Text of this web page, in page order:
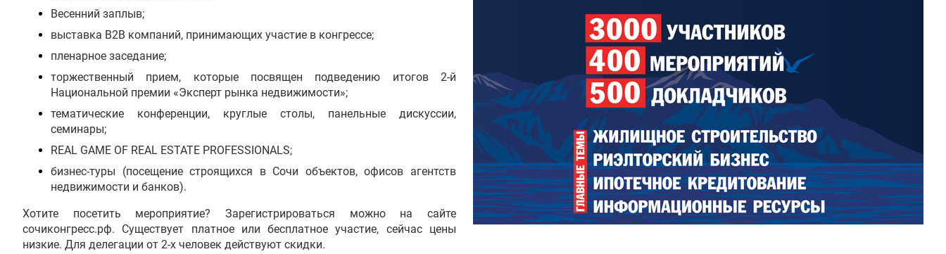
Весенний заплыв;
выставка B2B компаний, принимающих участие в конгрессе;
пленарное заседание;
торжественный прием, которые посвящен подведению итогов 2-й
Национальной премии «Эксперт рынка недвижимости»;
тематические конференции, круглые столы, панельные дискуссии,
семинары;
REAL GAME OF REAL ESTATE PROFESSIONALS;
бизнес-туры (посещение строящихся в Сочи объектов, офисов агентств
недвижимости и банков).
Хотите посетить мероприятие? Зарегистрироваться можно на сайте
сочиконгресс.рф. Существует платное или бесплатное участие, сейчас цены
низкие. Для делегации от 2-х человек действуют скидки.